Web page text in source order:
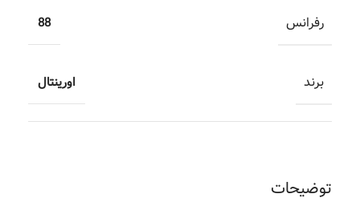
توضیحات
رفرانس 88
برند اورینتال